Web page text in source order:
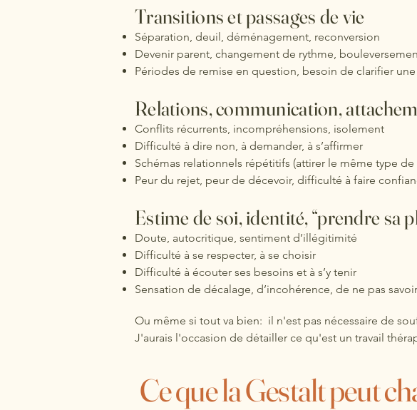
Transitions et passages de vie
Séparation, deuil, déménagement, reconversion
Devenir parent, changement de rythme,
Périodes de remise en question, besoin de clarifier
Relations, communication,
Conflits récurrents, incompréhensions, isolement
Difficulté à dire non, à demander, à s’affirmer
Schémas relationnels répétitifs (attirer le même type
Peur du rejet, peur de décevoir, difficulté à faire
Estime de soi, identité, “prendre sa
Doute, autocritique, sentiment d’illégitimité
Difficulté à se respecter, à se choisir
Difficulté à écouter ses besoins et à s’y tenir
Sensation de décalage, d’incohérence, de ne pas
Ou même si tout va bien: il n'est pas nécessaire de
J'aurais l'occasion de détailler ce qu'est un travail
Ce que la Gestalt peut